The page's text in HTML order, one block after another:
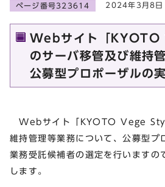
ページ番号323614 2024年3月8日
Webサイト「KYOTO
のサーバ移管及び維持
公募型プロポーザルの
Webサイト「KYOTO Vege
維持管理等業務について、公募型プ
業務受託候補者の選定を行いますの
します。